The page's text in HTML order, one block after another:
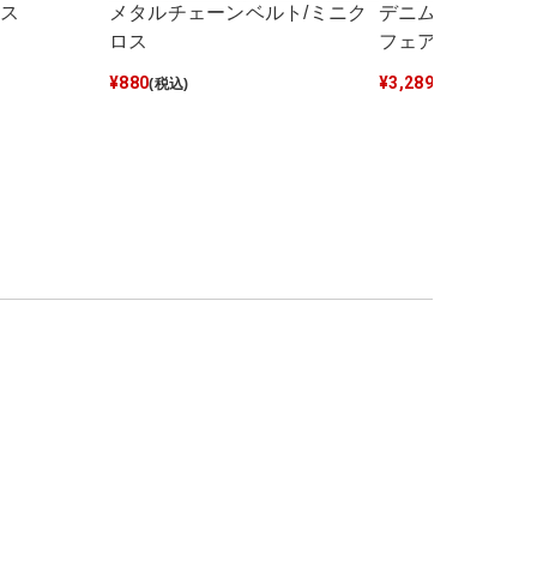
メタルチェーンベルト/ミニク
ロス
¥880(税込)
デニムナップサ
フェアリーグラ
¥3,289